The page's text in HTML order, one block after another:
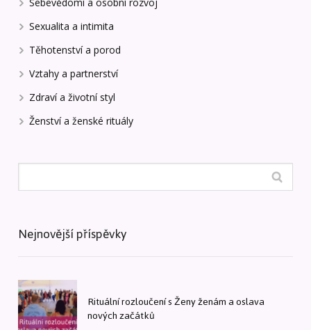
Sexualita a intimita
Těhotenství a porod
Vztahy a partnerství
Zdraví a životní styl
Ženství a ženské rituály
Nejnovější příspěvky
Rituální rozloučení s Ženy ženám a oslava
nových začátků